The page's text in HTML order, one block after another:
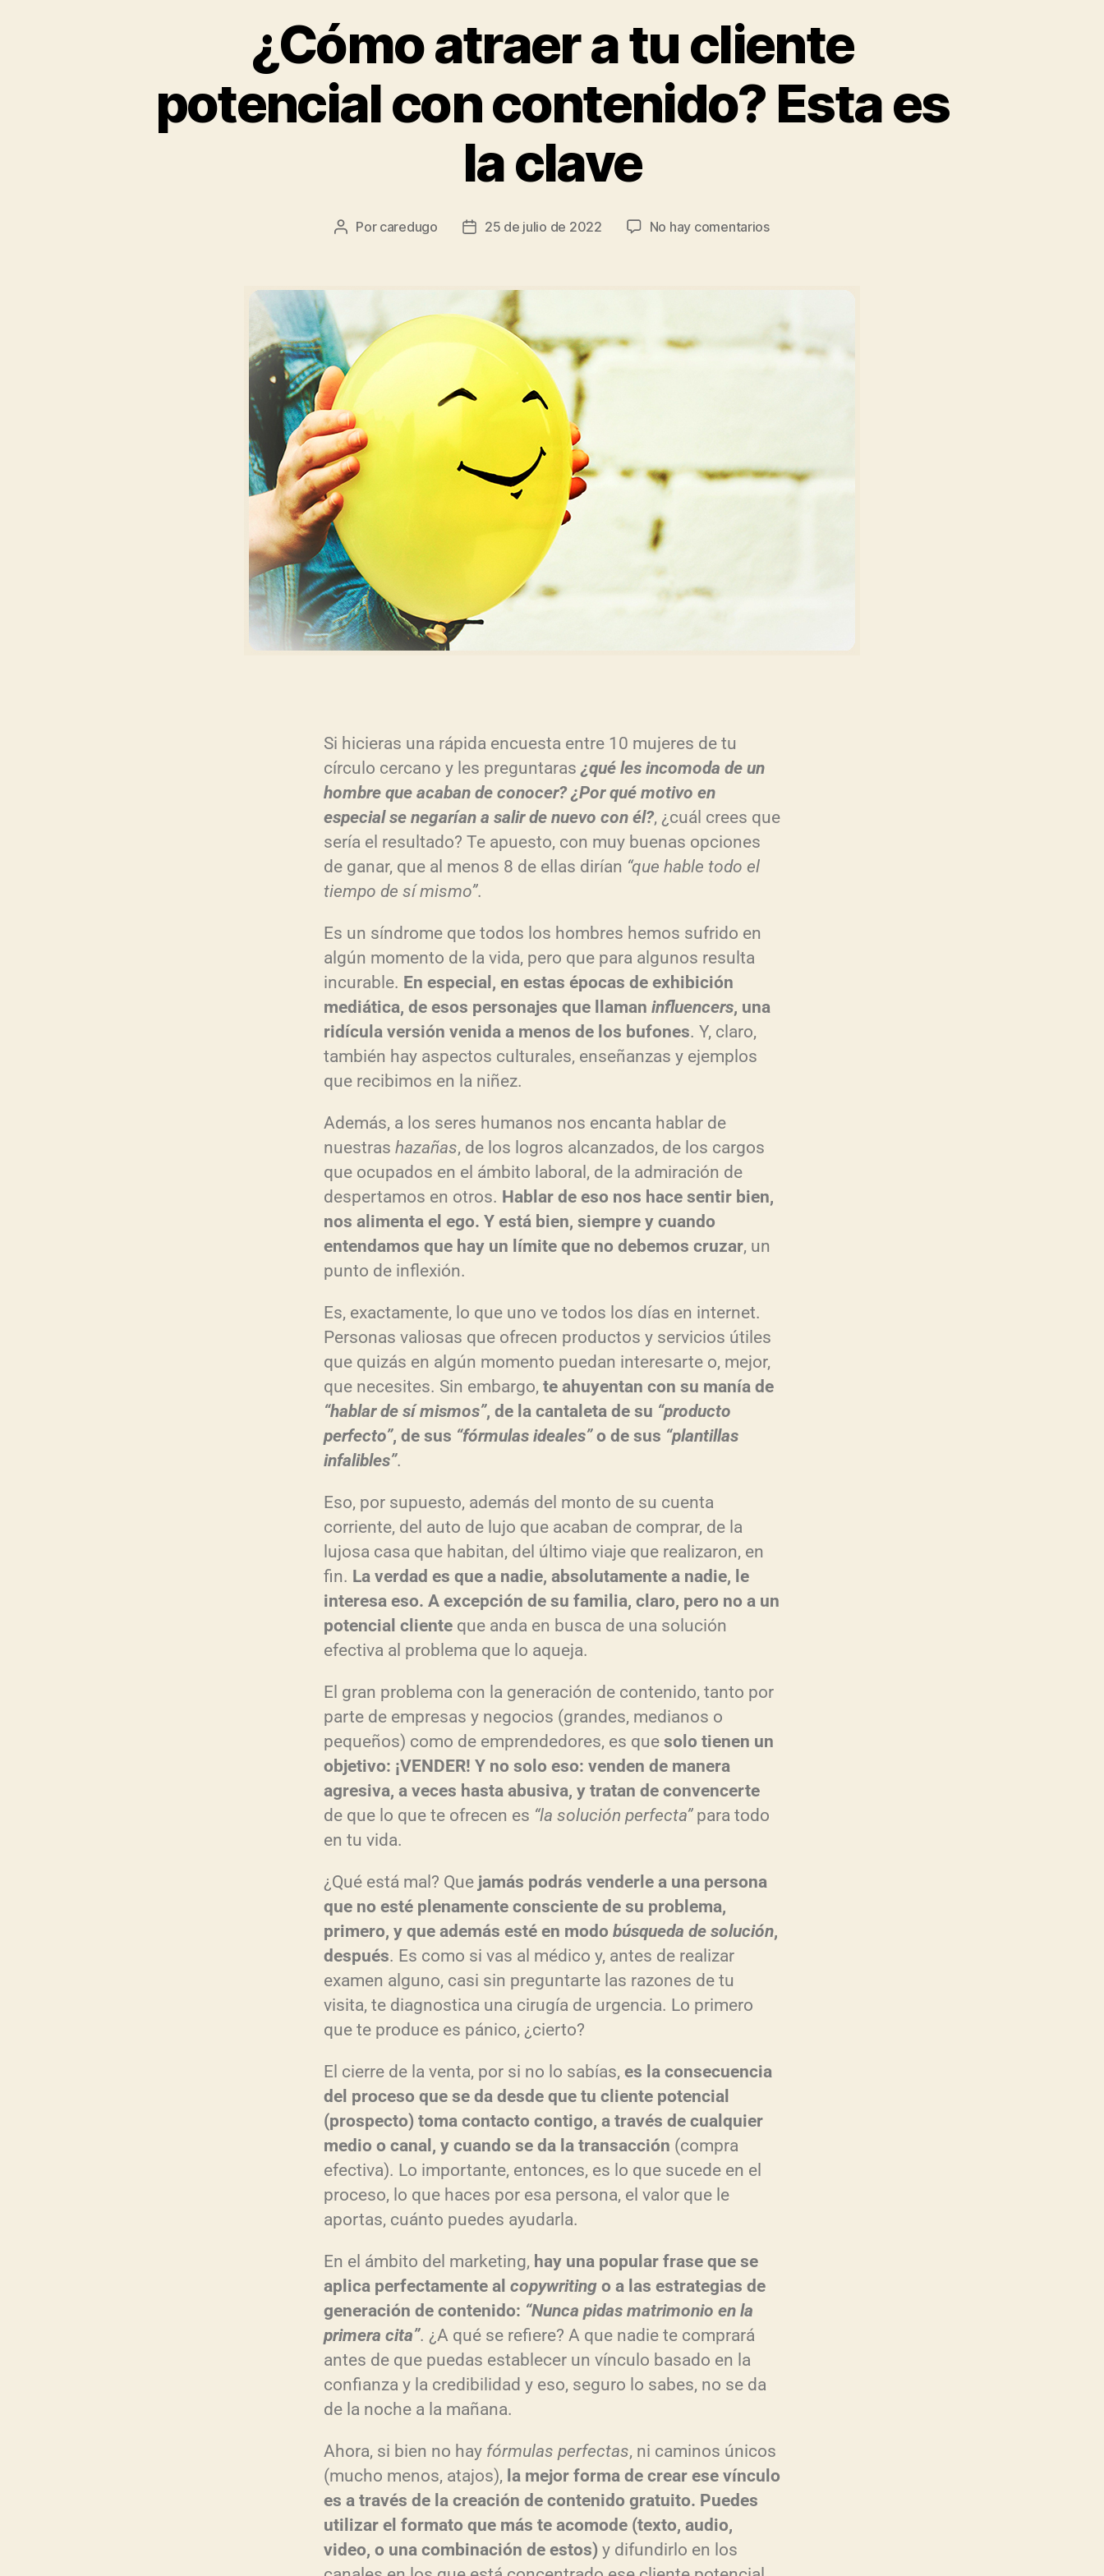
¿Cómo atraer a tu cliente
potencial con contenido? Esta es
la clave
Por caredugo 25 de julio de 2022 No hay comentarios
Si hicieras una rápida encuesta entre 10 mujeres de tu
círculo cercano y les preguntaras ¿qué les incomoda de un
hombre que acaban de conocer? ¿Por qué motivo en
especial se negarían a salir de nuevo con él?, ¿cuál crees que
sería el resultado? Te apuesto, con muy buenas opciones
de ganar, que al menos 8 de ellas dirían “que hable todo el
tiempo de sí mismo”.
Es un síndrome que todos los hombres hemos sufrido en
algún momento de la vida, pero que para algunos resulta
incurable. En especial, en estas épocas de exhibición
mediática, de esos personajes que llaman influencers, una
ridícula versión venida a menos de los bufones. Y, claro,
también hay aspectos culturales, enseñanzas y ejemplos
que recibimos en la niñez.
Además, a los seres humanos nos encanta hablar de
nuestras hazañas, de los logros alcanzados, de los cargos
que ocupados en el ámbito laboral, de la admiración de
despertamos en otros. Hablar de eso nos hace sentir bien,
nos alimenta el ego. Y está bien, siempre y cuando
entendamos que hay un límite que no debemos cruzar, un
punto de inflexión.
Es, exactamente, lo que uno ve todos los días en internet.
Personas valiosas que ofrecen productos y servicios útiles
que quizás en algún momento puedan interesarte o, mejor,
que necesites. Sin embargo, te ahuyentan con su manía de
“hablar de sí mismos”, de la cantaleta de su “producto
perfecto”, de sus “fórmulas ideales”o de sus “plantillas
infalibles”.
Eso, por supuesto, además del monto de su cuenta
corriente, del auto de lujo que acaban de comprar, de la
lujosa casa que habitan, del último viaje que realizaron, en
fin. La verdad es que a nadie, absolutamente a nadie, le
interesa eso. A excepción de su familia, claro, pero no a un
potencial cliente que anda en busca de una solución
efectiva al problema que lo aqueja.
El gran problema con la generación de contenido, tanto por
parte de empresas y negocios (grandes, medianos o
pequeños) como de emprendedores, es que solo tienen un
objetivo: ¡VENDER! Y no solo eso: venden de manera
agresiva, a veces hasta abusiva, y tratan de convencerte
de que lo que te ofrecen es “la solución perfecta”para todo
en tu vida.
¿Qué está mal? Que jamás podrás venderle a una persona
que no esté plenamente consciente de su problema,
primero, y que además esté en modo búsqueda de solución,
después. Es como si vas al médico y, antes de realizar
examen alguno, casi sin preguntarte las razones de tu
visita, te diagnostica una cirugía de urgencia. Lo primero
que te produce es pánico, ¿cierto?
El cierre de la venta, por si no lo sabías, es la consecuencia
del proceso que se da desde que tu cliente potencial
(prospecto) toma contacto contigo, a través de cualquier
medio o canal, y cuando se da la transacción (compra
efectiva). Lo importante, entonces, es lo que sucede en el
proceso, lo que haces por esa persona, el valor que le
aportas, cuánto puedes ayudarla.
En el ámbito del marketing, hay una popular frase que se
aplica perfectamente al copywriting o a las estrategias de
generación de contenido: “Nunca pidas matrimonio en la
primera cita”. ¿A qué se refiere? A que nadie te comprará
antes de que puedas establecer un vínculo basado en la
confianza y la credibilidad y eso, seguro lo sabes, no se da
de la noche a la mañana.
Ahora, si bien no hay fórmulas perfectas, ni caminos únicos
(mucho menos, atajos), la mejor forma de crear ese vínculo
es a través de la creación de contenido gratuito. Puedes
utilizar el formato que más te acomode (texto, audio,
video, o una combinación de estos) y difundirlo en los